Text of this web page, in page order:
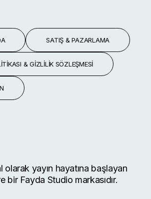
SATIŞ & PAZARLAMA
& GIZLILIK SÖZLEŞMESI
olarak yayın hayatına başlayan
bir Fayda Studio markasıdır.